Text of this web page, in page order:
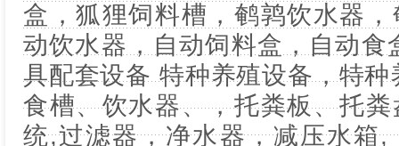
盒，狐狸饲料槽，鹌鹑饮水器
动饮水器，自动饲料盒，自动食
具配套设备 特种养殖设备，特
食槽、饮水器、，托粪板、托
统,过滤器，净水器，减压水箱,